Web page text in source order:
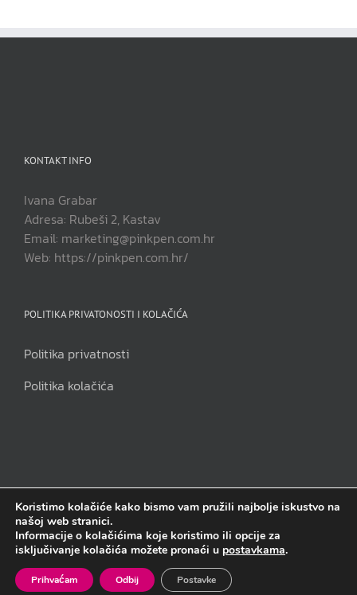
KONTAKT INFO
Ivana Grabar
Adresa: Rubeši 2, Kastav
Email: marketing@pinkpen.com.hr
Web: https://pinkpen.com.hr/
POLITIKA PRIVATONOSTI I KOLAČIĆA
Politika privatnosti
Politika kolačića
Pink Pen j.d.o.o | Sva prava pridržana | Copyright 2014. - 2023.
FacebookInstagram
Email
Koristimo kolačiće kako bismo vam pružili najbolje iskustvo na
našoj web stranici.
Informacije o kolačićima koje koristimo ili opcije za
isključivanje kolačića možete pronaći u postavkama.
Prihvaćam Odbij Postavke